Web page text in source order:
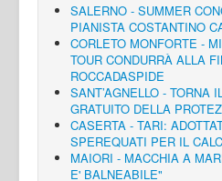
SALERNO - SUMMER
PIANISTA COSTANTINO
CORLETO MONFORTE -
TOUR CONDURRÀ ALLA
ROCCADASPIDE
SANT’AGNELLO - TORNA
GRATUITO DELLA
CASERTA - TARI:
SPEREQUATI PER IL
MAIORI - MACCHIA A
E' BALNEABILE"